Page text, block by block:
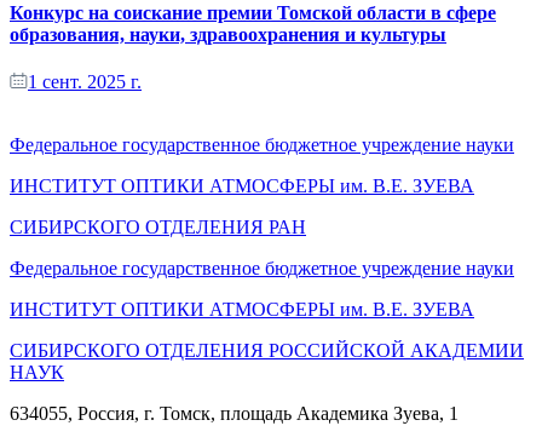
Конкурс на соискание премии Томской области в сфере
образования, науки, здравоохранения и культуры
1 сент. 2025 г.
Федеральное государственное бюджетное учреждение науки
ИНСТИТУТ ОПТИКИ АТМОСФЕРЫ им. В.Е. ЗУЕВА
СИБИРСКОГО ОТДЕЛЕНИЯ РАН
Федеральное государственное бюджетное учреждение науки
ИНСТИТУТ ОПТИКИ АТМОСФЕРЫ им. В.Е. ЗУЕВА
СИБИРСКОГО ОТДЕЛЕНИЯ РОССИЙСКОЙ АКАДЕМИИ
НАУК
634055, Россия, г. Томск, площадь Академика Зуева, 1